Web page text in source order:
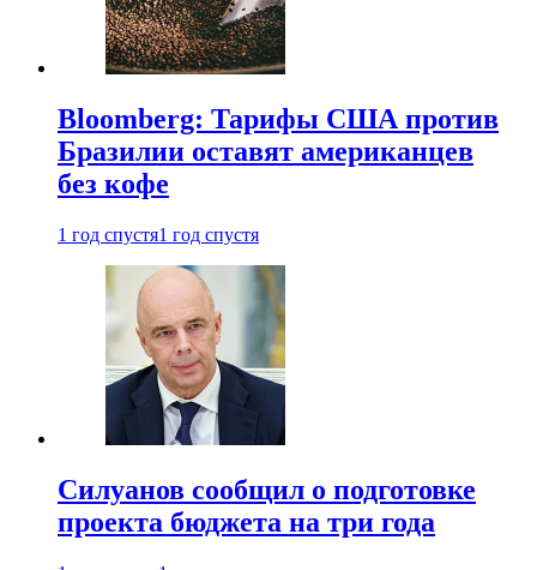
Bloomberg: Тарифы США против
Бразилии оставят американцев
без кофе
1 год спустя1 год спустя
Силуанов сообщил о подготовке
проекта бюджета на три года